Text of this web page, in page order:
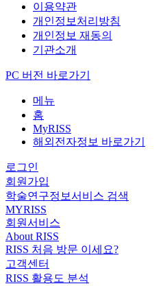
이용약관
개인정보처리방침
개인정보 재동의
기관소개
PC 버전 바로가기
메뉴
홈
MyRISS
해외전자정보 바로가기
로그인
회원가입
학술연구정보서비스 검색
MYRISS
회원서비스
About RISS
RISS 처음 방문 이세요?
고객센터
RISS 활용도 분석